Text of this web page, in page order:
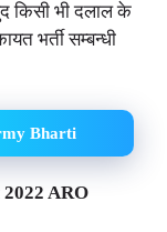
किसी भी दलाल के
भर्ती सम्बन्धी
Bharti
ARO